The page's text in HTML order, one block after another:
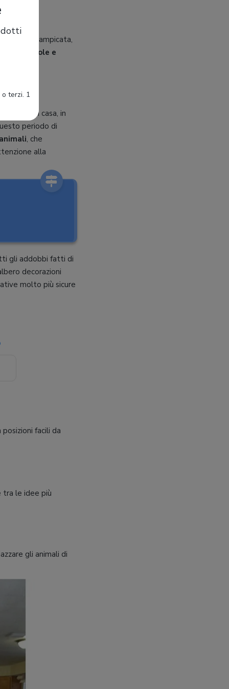
un’arrampicata,
da mensole e
in casa, in
periodo di
, che
alla
gli addobbi fatti di
decorazioni
molto più sicure
facili da
tra le idee più
gli animali di
terzi. 1